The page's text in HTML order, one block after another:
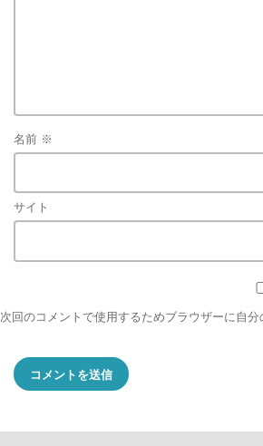
名前 ※
サイト
次回のコメントで使用するためブラウザーに自